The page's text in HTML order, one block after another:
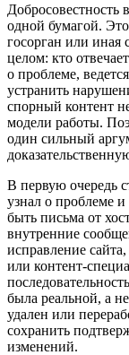
Добросовестность
одной бумагой. Это
госорган или иная
целом: кто
о проблеме,
устранить
спорный контент
модели работы.
один сильный
В первую очередь
узнал о проблеме и
быть письма от
внутренние
исправление
или контент-
была реальной, а
удален или
сохранить
изменений.